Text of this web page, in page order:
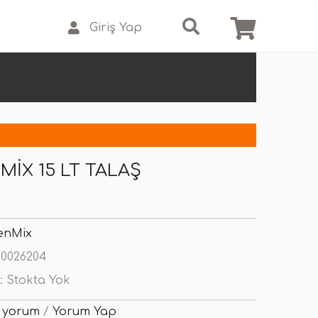
Giriş Yap
15 LT TALAŞ
Stokta Yok
yorum / Yorum Yap